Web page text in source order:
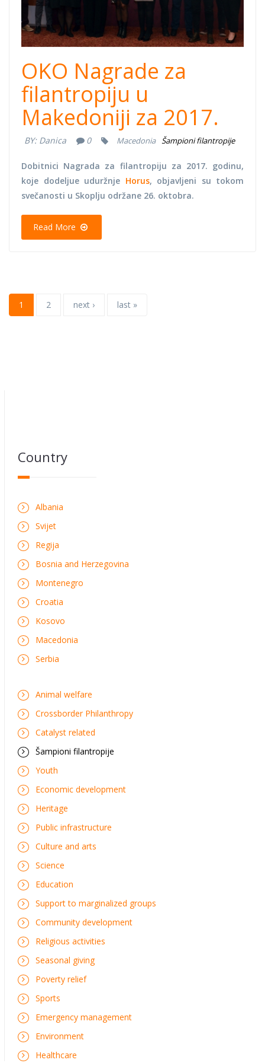
OKO Nagrade za
filantropiju u
Makedoniji za 2017.
BY: Danica 0 Macedonia Šampioni filantropije
Dobitnici Nagrada za filantropiju za 2017. godinu,
koje dodeljue uduržnje Horus, objavljeni su tokom
svečanosti u Skoplju održane 26. oktobra.
Read More
1 2 next › last »
Country
Albania
Svijet
Regija
Bosnia and Herzegovina
Montenegro
Croatia
Kosovo
Macedonia
Serbia
Animal welfare
Crossborder Philanthropy
Catalyst related
Šampioni filantropije
Youth
Economic development
Heritage
Public infrastructure
Culture and arts
Science
Education
Support to marginalized groups
Community development
Religious activities
Seasonal giving
Poverty relief
Sports
Emergency management
Environment
Healthcare